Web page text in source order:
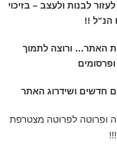
לבנות ולעצב – בזיכוי
הנ"ל !!
האתר… ורוצה לתמוך
חדשים ושידרוג האתר
ופרוטה לפרוטה מצטרפת
!!!